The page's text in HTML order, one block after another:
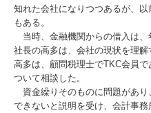
知れた会社になりつつあるが、
もある。
当時、金融機関からの借入は、
社長の高多は、会社の現状を理解
高多は、顧問税理士でTKC会員
ついて相談した。
資金繰りそのものに問題があり
できないと説明を受け、会計事